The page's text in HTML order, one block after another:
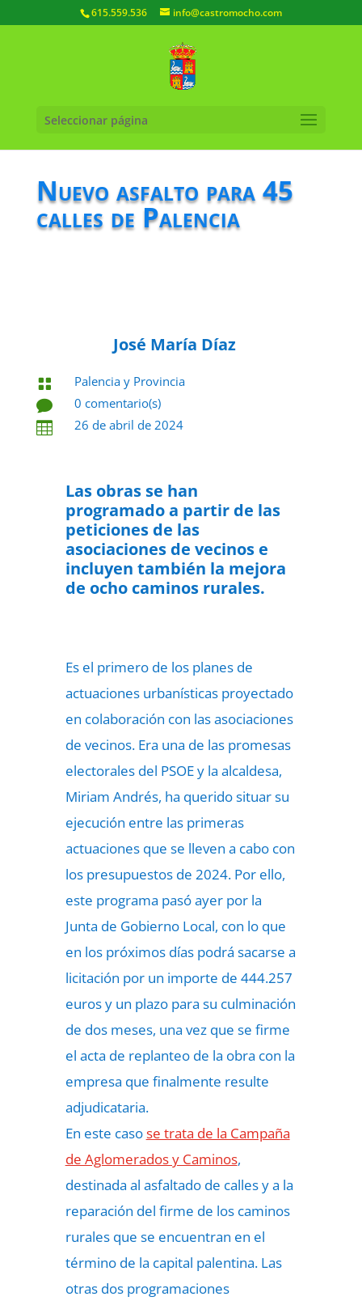
615.559.536 info@castromocho.com
Seleccionar página
Nuevo asfalto para 45
calles de Palencia
José María Díaz

Palencia y Provincia

0 comentario(s)

26 de abril de 2024
Las obras se han
programado a partir de las
peticiones de las
asociaciones de vecinos e
incluyen también la mejora
de ocho caminos rurales.
Es el primero de los planes de
actuaciones urbanísticas proyectado
en colaboración con las asociaciones
de vecinos. Era una de las promesas
electorales del PSOE y la alcaldesa,
Miriam Andrés, ha querido situar su
ejecución entre las primeras
actuaciones que se lleven a cabo con
los presupuestos de 2024. Por ello,
este programa pasó ayer por la
Junta de Gobierno Local, con lo que
en los próximos días podrá sacarse a
licitación por un importe de 444.257
euros y un plazo para su culminación
de dos meses, una vez que se firme
el acta de replanteo de la obra con la
empresa que finalmente resulte
adjudicataria.
En este casose trata de la Campaña
de Aglomerados y Caminos,
destinada al asfaltado de calles y a la
reparación del firme de los caminos
rurales que se encuentran en el
término de la capital palentina. Las
otras dos programaciones